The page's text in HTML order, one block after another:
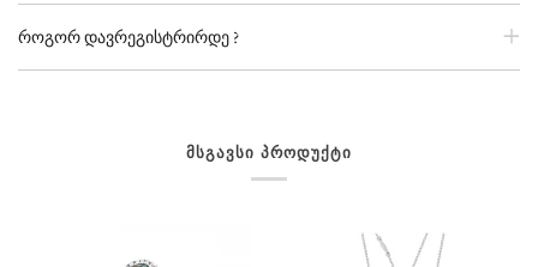
როგორ დავრეგისტრირდე ?
ᲛᲡᲒᲐᲕᲡᲘ ᲞᲠᲝᲓᲣᲥᲢᲘ